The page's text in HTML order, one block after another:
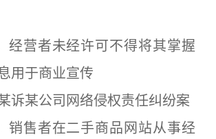
营者未经许可不得将其掌握
用于商业宣传
公司网络侵权责任纠纷案
售者在二手商品网站从事经